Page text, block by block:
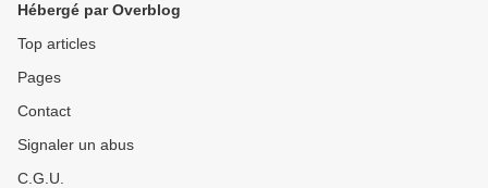
Hébergé par Overblog
Top articles
Pages
Contact
Signaler un abus
C.G.U.